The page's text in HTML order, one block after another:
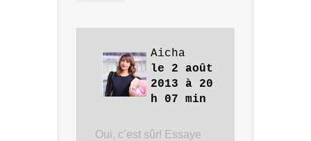
Aicha
le 2 août
2013 à 20
h 07 min
Oui, c’est sûr! Essaye